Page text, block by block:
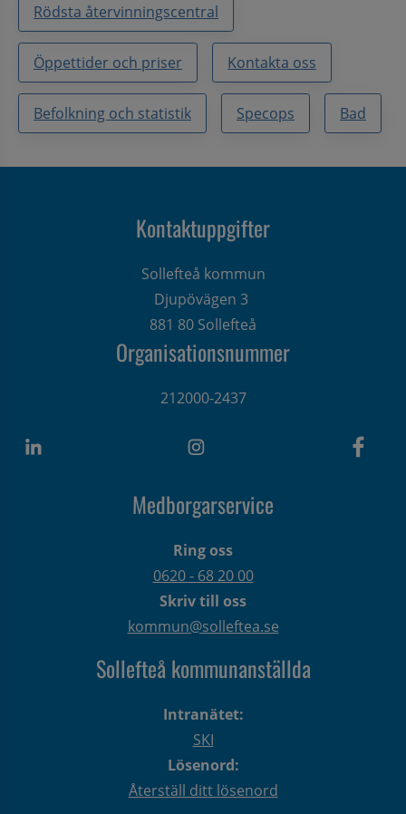
Rödsta återvinningscentral
Öppettider och priser Kontakta oss
Befolkning och statistik Specops Bad
Kontaktuppgifter
Sollefteå kommun
Djupövägen 3
881 80 Sollefteå
Organisationsnummer
212000-2437
Medborgarservice
Ring oss
0620 - 68 20 00
Skriv till oss
kommun@solleftea.se
Sollefteå kommunanställda
Intranätet:
SKI
Lösenord:
Återställ ditt lösenord